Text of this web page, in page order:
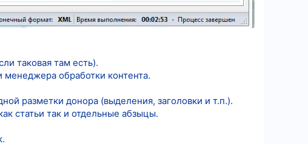
таковая там есть).
обработки контента.
разметки донора (выделения, заголовки и т.п.).
статьи так и отдельные абзыцы.